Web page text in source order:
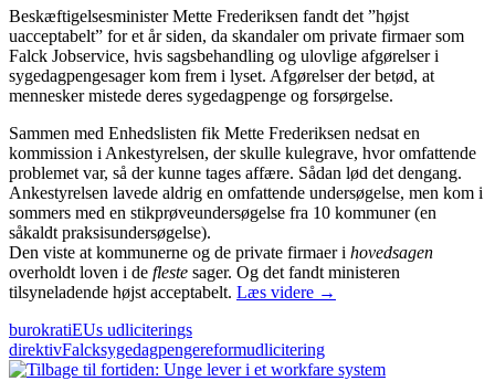
Beskæftigelsesminister Mette Frederiksen fandt det ”højst
uacceptabelt” for et år siden, da skandaler om private firmaer som
Falck Jobservice, hvis sagsbehandling og ulovlige afgørelser i
sygedagpengesager kom frem i lyset. Afgørelser der betød, at
mennesker mistede deres sygedagpenge og forsørgelse.
Sammen med Enhedslisten fik Mette Frederiksen nedsat en
kommission i Ankestyrelsen, der skulle kulegrave, hvor omfattende
problemet var, så der kunne tages affære. Sådan lød det dengang.
Ankestyrelsen lavede aldrig en omfattende undersøgelse, men kom i
sommers med en stikprøveundersøgelse fra 10 kommuner (en
såkaldt praksisundersøgelse).
Den viste at kommunerne og de private firmaer i hovedsagen
overholdt loven i de fleste sager. Og det fandt ministeren
tilsyneladende højst acceptabelt. Læs videre Dagpengereform
med
syge
→
burokratiEUs udliciterings
direktivFalcksygedagpengereformudlicitering